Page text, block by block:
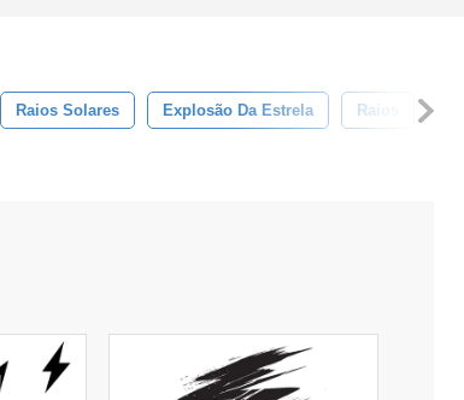
Raios Solares Explosão Da Estrela Raios